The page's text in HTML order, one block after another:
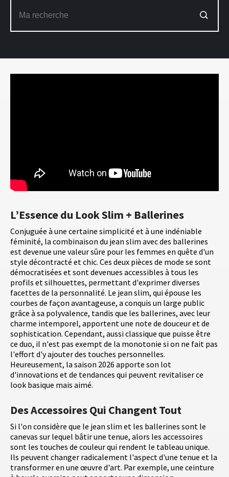
L’Essence du Look Slim + Ballerines
Conjuguée à une certaine simplicité et à une indéniable
féminité, la combinaison du jean slim avec des ballerines
est devenue une valeur sûre pour les femmes en quête d'un
style décontracté et chic. Ces deux pièces de mode se sont
démocratisées et sont devenues accessibles à tous les
profils et silhouettes, permettant d'exprimer diverses
facettes de la personnalité. Le jean slim, qui épouse les
courbes de façon avantageuse, a conquis un large public
grâce à sa polyvalence, tandis que les ballerines, avec leur
charme intemporel, apportent une note de douceur et de
sophistication. Cependant, aussi classique que puisse être
ce duo, il n'est pas exempt de la monotonie si on ne fait pas
l'effort d'y ajouter des touches personnelles.
Heureusement, la saison 2026 apporte son lot
d'innovations et de tendances qui peuvent revitaliser ce
look basique mais aimé.
Des Accessoires Qui Changent Tout
Si l'on considère que le jean slim et les ballerines sont le
canevas sur lequel bâtir une tenue, alors les accessoires
sont les touches de couleur qui rendent le tableau unique.
Ils peuvent changer radicalement l'aspect d'une tenue et la
transformer en une œuvre d'art. Par exemple, une ceinture